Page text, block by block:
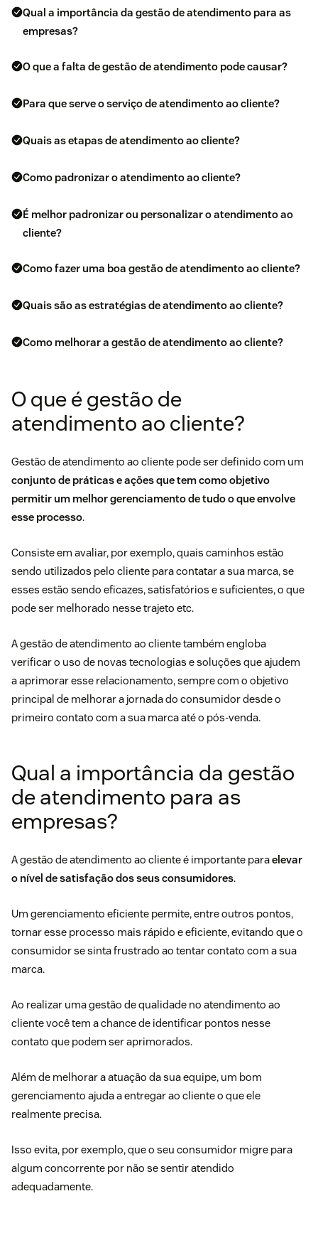
Qual a importância da gestão de atendimento para as
empresas?
O que a falta de gestão de atendimento pode causar?
Para que serve o serviço de atendimento ao cliente?
Quais as etapas de atendimento ao cliente?
Como padronizar o atendimento ao cliente?
É melhor padronizar ou personalizar o atendimento ao
cliente?
Como fazer uma boa gestão de atendimento ao cliente?
Quais são as estratégias de atendimento ao cliente?
Como melhorar a gestão de atendimento ao cliente?
O que é gestão de
atendimento ao cliente?
Gestão de atendimento ao cliente pode ser definido com um
conjunto de práticas e ações que tem como objetivo
permitir um melhor gerenciamento de tudo o que envolve
esse processo.
Consiste em avaliar, por exemplo, quais caminhos estão
sendo utilizados pelo cliente para contatar a sua marca, se
esses estão sendo eficazes, satisfatórios e suficientes, o que
pode ser melhorado nesse trajeto etc.
A gestão de atendimento ao cliente também engloba
verificar o uso de novas tecnologias e soluções que ajudem
a aprimorar esse relacionamento, sempre com o objetivo
principal de melhorar a jornada do consumidordesde o
primeiro contato com a sua marca até o pós-venda.
Qual a importância da gestão
de atendimento para as
empresas?
A gestão de atendimento ao cliente é importante paraelevar
o nível de satisfação dos seus consumidores.
Um gerenciamento eficiente permite, entre outros pontos,
tornar esse processo mais rápido e eficiente, evitando que o
consumidor se sinta frustrado ao tentar contato com a sua
marca.
Ao realizar umagestão de qualidade no atendimento ao
clientevocê tem a chance de identificar pontos nesse
contato que podem ser aprimorados.
Além de melhorar a atuação da sua equipe, um bom
gerenciamento ajuda a entregar ao cliente o que ele
realmente precisa.
Isso evita, por exemplo, que o seu consumidor migre para
algum concorrente por não se sentir atendido
adequadamente.